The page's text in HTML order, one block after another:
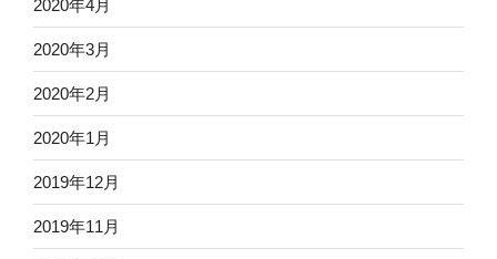
2020年4月
2020年3月
2020年2月
2020年1月
2019年12月
2019年11月